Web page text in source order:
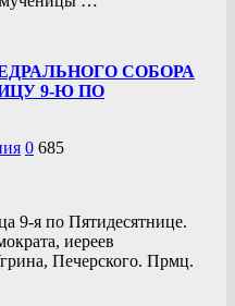
СОБОРА
9-Ю ПО
0 685
9-я по Пятидесятнице.
иереев
Печерского. Прмц.